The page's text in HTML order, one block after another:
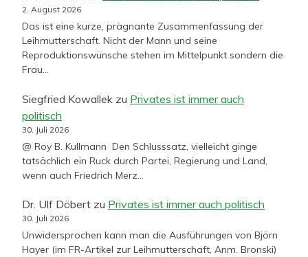
2. August 2026
Das ist eine kurze, prägnante Zusammenfassung der
Leihmutterschaft. Nicht der Mann und seine
Reproduktionswünsche stehen im Mittelpunkt sondern die
Frau…
Siegfried Kowallek zu Privates ist immer auch
politisch
30. Juli 2026
@ Roy B. Kullmann Den Schlusssatz, vielleicht ginge
tatsächlich ein Ruck durch Partei, Regierung und Land,
wenn auch Friedrich Merz…
Dr. Ulf Döbert zu Privates ist immer auch politisch
30. Juli 2026
Unwidersprochen kann man die Ausführungen von Björn
Hayer (im FR-Artikel zur Leihmutterschaft, Anm. Bronski)